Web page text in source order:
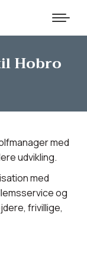
Hobro
med
udvikling.
med
og
frivillige,